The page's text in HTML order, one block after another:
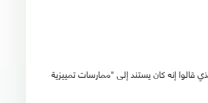
قالوا إنه كان يستند إلى "ممارسات تمييزية